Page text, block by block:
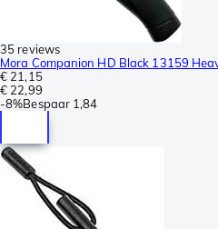
35 reviews
Mora Companion HD Black 13159
€ 21,15
€ 22,99
-8%Bespaar 1,84